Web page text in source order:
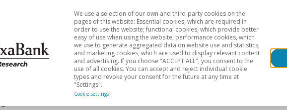
& Markets Sectoral analysis Geographical areas
We use a selection of our own and third-party cookies on the
pages of this website: Essential cookies, which are required in
order to use the website; functional cookies, which provide better
easy of use when using the website; performance cookies, which
we use to generate aggregated data on website use and statistics;
and marketing cookies, which are used to display relevant content
and advertising. If you choose "ACCEPT ALL", you consent to the
use of all cookies. You can accept and reject individual cookie
types and revoke your consent for the future at any time at
"Settings".
Cookie settings